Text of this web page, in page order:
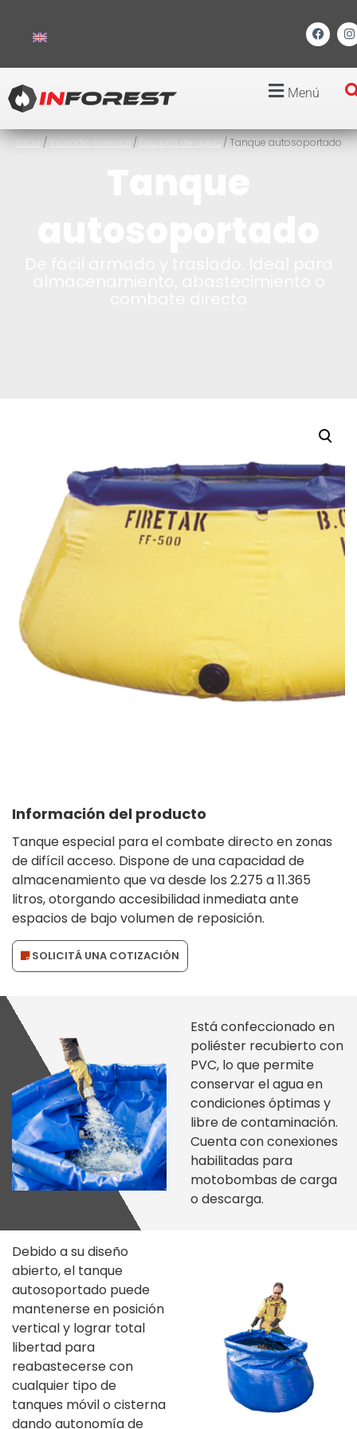
Menú
Inicio/Incendio Forestal/Equipos de agua/ Tanque autosoportado
Información del producto
Tanque especial para el combate directo en zonas
de difícil acceso. Dispone de una capacidad de
almacenamiento que va desde los 2.275 a 11.365
litros, otorgando accesibilidad inmediata ante
espacios de bajo volumen de reposición.
SOLICITÁ UNA COTIZACIÓN
Está confeccionado en
poliéster recubierto con
PVC, lo que permite
conservar el agua en
condiciones óptimas y
libre de contaminación.
Cuenta con conexiones
habilitadas para
motobombas de carga
o descarga.
Debido a su diseño
abierto, el tanque
autosoportado puede
mantenerse en posición
vertical y lograr total
libertad para
reabastecerse con
cualquier tipo de
tanques móvil o cisterna
dando autonomía de